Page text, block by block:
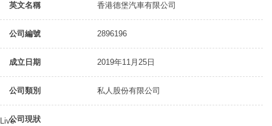
英文名稱
香港德堡汽車有限公司
公司編號 2896196
成立日期 2019年11月25日
公司類別 私人股份有限公司
公司現狀
Live